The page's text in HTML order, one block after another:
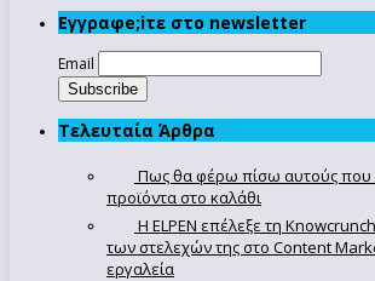
Εγγραφe;iτε στο newsletter
Email
Τελευταία Άρθρα
Πως θα φέρω πίσω αυτούς που
προϊόντα στο καλάθι
Η ELPEN επέλεξε τη
των στελεχών της στο Content
εργαλεία